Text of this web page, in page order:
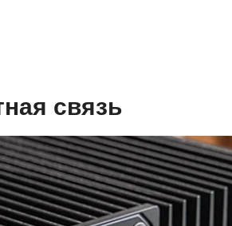
связь